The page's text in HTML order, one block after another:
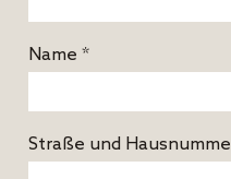
Name *
Straße und